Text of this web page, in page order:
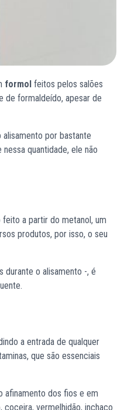
formol feitos pelos salões
de formaldeído, apesar de
por bastante
quantidade, ele não
a partir do metanol, um
produtos, por isso, o seu
o alisamento -, é
a entrada de qualquer
que são essenciais
afinamento dos fios e em
vermelhidão, inchaço